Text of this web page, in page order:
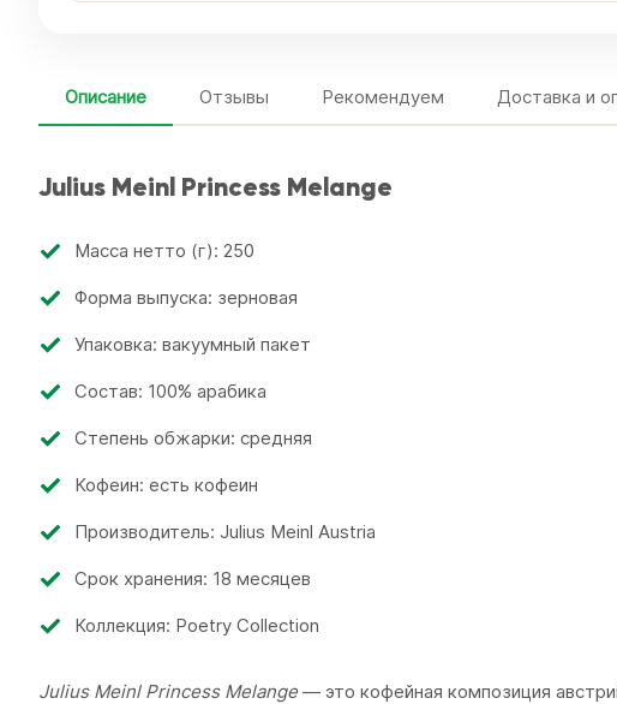
Описание Отзывы Рекомендуем Доставка и
Julius Meinl Princess Melange
Масса нетто (г): 250
Форма выпуска: зерновая
Упаковка: вакуумный пакет
Состав: 100% арабика
Степень обжарки: средняя
Кофеин: есть кофеин
Производитель: Julius Meinl Austria
Срок хранения: 18 месяцев
Коллекция: Poetry Collection
Julius Meinl Princess Melange— это кофейная композиция